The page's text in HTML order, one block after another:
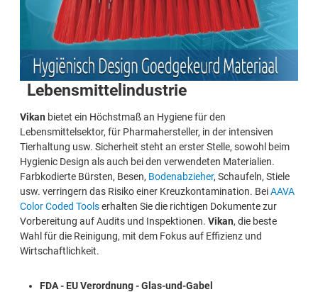
Lebensmittelindustrie
Vikan bietet ein Höchstmaß an Hygiene für den
Lebensmittelsektor, für Pharmahersteller, in der intensiven
Tierhaltung usw. Sicherheit steht an erster Stelle, sowohl beim
Hygienic Design als auch bei den verwendeten Materialien.
Farbkodierte Bürsten, Besen, Bodenabzieher, Schaufeln, Stiele
usw. verringern das Risiko einer Kreuzkontamination. BeiAAVA
Color Coded Toolserhalten Sie die richtigen Dokumente zur
Vorbereitung auf Audits und Inspektionen. Vikan, die beste
Wahl für die Reinigung, mit dem Fokus auf Effizienz und
Wirtschaftlichkeit.
FDA - EU Verordnung - Glas-und-Gabel